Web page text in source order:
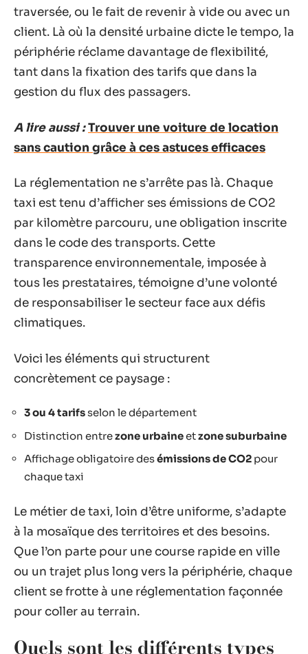
traversée, ou le fait de revenir à vide ou avec un
client. Là où la densité urbaine dicte le tempo, la
périphérie réclame davantage de flexibilité,
tant dans la fixation des tarifs que dans la
gestion du flux des passagers.
A lire aussi :Trouver une voiture de location
sans caution grâce à ces astuces efficaces
La réglementation ne s’arrête pas là. Chaque
taxi est tenu d’afficher ses émissions de CO2
par kilomètre parcouru, une obligation inscrite
dans le code des transports. Cette
transparence environnementale, imposée à
tous les prestataires, témoigne d’une volonté
de responsabiliser le secteur face aux défis
climatiques.
Voici les éléments qui structurent
concrètement ce paysage :
3 ou 4 tarifsselon le département
Distinction entrezone urbaineetzone suburbaine
Affichage obligatoire desémissions de CO2 pour
chaque taxi
Le métier de taxi, loin d’être uniforme, s’adapte
à la mosaïque des territoires et des besoins.
Que l’on parte pour une course rapide en ville
ou un trajet plus long vers la périphérie, chaque
client se frotte à une réglementation façonnée
pour coller au terrain.
Quels sont les différents types